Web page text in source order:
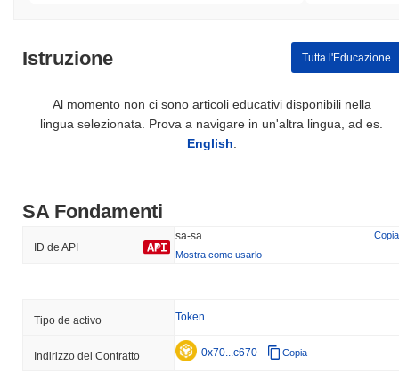
Istruzione Tutta l'Educazione
Al momento non ci sono articoli educativi disponibili nella
lingua selezionata. Prova a navigare in un'altra lingua, ad es.
English.
SA Fondamenti
ID de API
sa-sa
Copia
Mostra come usarlo
Tipo de activo Token
Indirizzo del Contratto 0x70...c670 Copia